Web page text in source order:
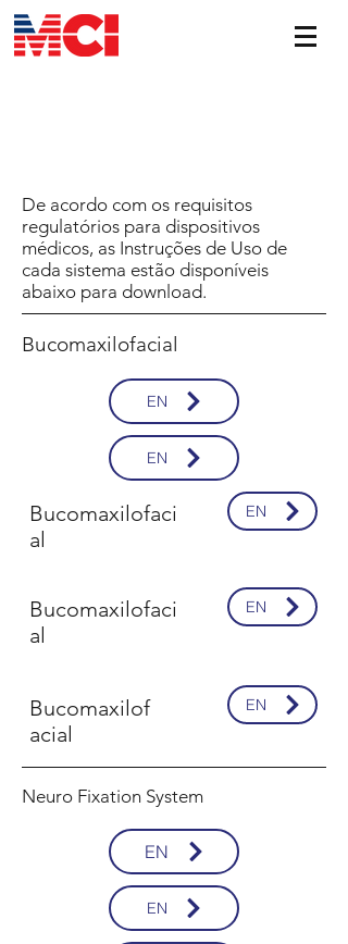
De acordo com os requisitos
regulatórios para dispositivos
médicos, as Instruções de Uso de
cada sistema estão disponíveis
abaixo para download.
Bucomaxilofacial
EN
EN
Bucomaxilofaci
al
Bucomaxilofaci
al
Bucomaxilof
acial
EN
EN
EN
Neuro Fixation System
EN
EN